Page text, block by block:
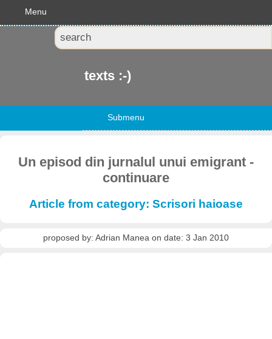
Menu
texts :-)
Submenu
Un episod din jurnalul unui emigrant -
continuare
Article from category: Scrisori haioase
proposed by: Adrian Manea on date: 3 Jan 2010